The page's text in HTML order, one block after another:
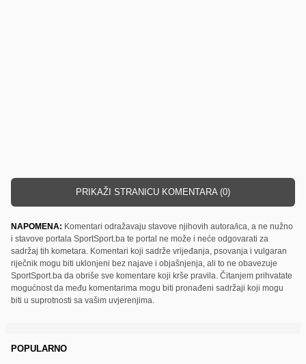
PRIKAŽI STRANICU KOMENTARA (0)
NAPOMENA: Komentari odražavaju stavove njihovih autora/ica, a ne nužno
i stavove portala SportSport.ba te portal ne može i neće odgovarati za
sadržaj tih kometara. Komentari koji sadrže vrijeđanja, psovanja i vulgaran
riječnik mogu biti uklonjeni bez najave i objašnjenja, ali to ne obavezuje
SportSport.ba da obriše sve komentare koji krše pravila. Čitanjem prihvatate
mogućnost da među komentarima mogu biti pronađeni sadržaji koji mogu
biti u suprotnosti sa vašim uvjerenjima.
POPULARNO